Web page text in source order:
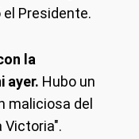
Presidente.
la
ayer. Hubo un
maliciosa del
Victoria".